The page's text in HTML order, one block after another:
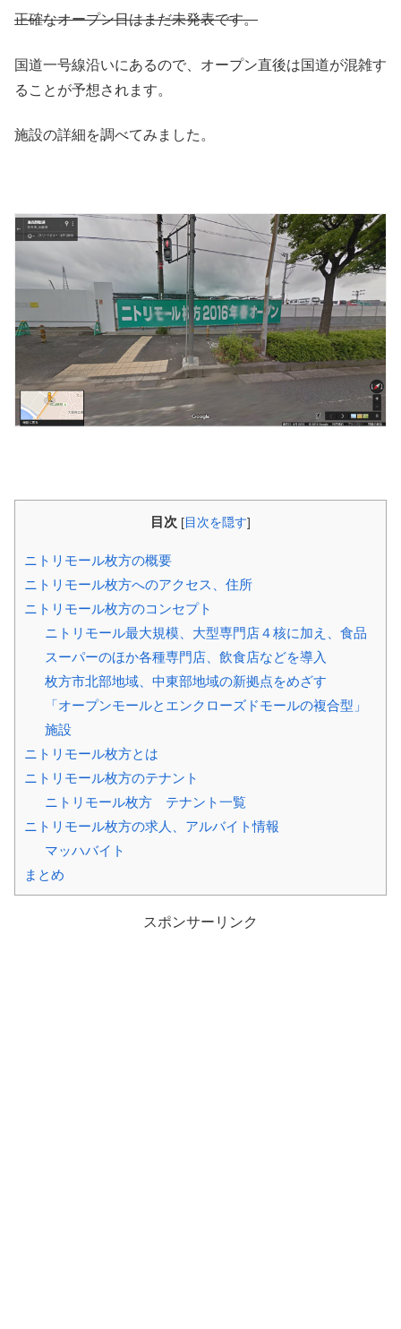
正確なオープン日はまだ未発表です。
国道一号線沿いにあるので、オープン直後は国道が混雑す
ることが予想されます。
施設の詳細を調べてみました。
目次 [ 目次を隠す]
ニトリモール枚方の概要
ニトリモール枚方へのアクセス、住所
ニトリモール枚方のコンセプト
ニトリモール最大規模、大型専門店４核に加え、食品
スーパーのほか各種専門店、飲食店などを導入
枚方市北部地域、中東部地域の新拠点をめざす
「オープンモールとエンクローズドモールの複合型」
施設
ニトリモール枚方とは
ニトリモール枚方のテナント
ニトリモール枚方 テナント一覧
ニトリモール枚方の求人、アルバイト情報
マッハバイト
まとめ
スポンサーリンク